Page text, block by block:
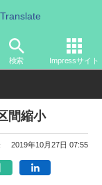
Translate
検索 Impressサイト
間縮小
2019年10月27日 07:55